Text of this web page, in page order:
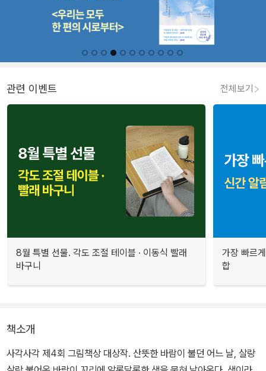
관련 이벤트 전체보기
8월 특별 선물. 각도 조절 테이블 · 이동식 빨래
바구니
가장 빠르
합
책소개
사각사각 제4회 그림책상 대상작. 산뜻한 바람이 불던 어느 날, 살랑